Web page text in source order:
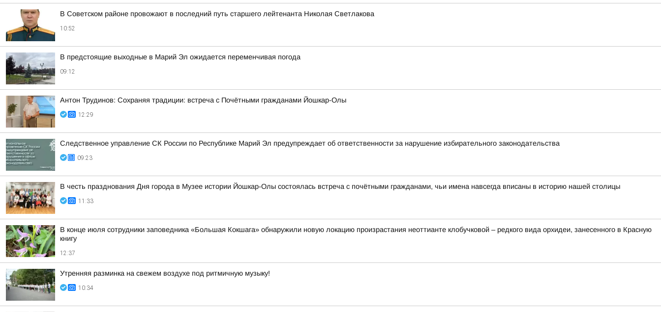
В Советском районе провожают в последний путь старшего лейтенанта Николая Светлакова
10:52
В предстоящие выходные в Марий Эл ожидается переменчивая погода
09:12
Антон Трудинов: Сохраняя традиции: встреча с Почётными гражданами Йошкар-Олы
12:29
Следственное управление СК России по Республике Марий Эл предупреждает об ответственности за нарушение избирательного законодательства
09:23
В честь празднования Дня города в Музее истории Йошкар-Олы состоялась встреча с почётными гражданами, чьи имена навсегда вписаны в историю нашей столицы
11:33
В конце июля сотрудники заповедника «Большая Кокшага» обнаружили новую локацию произрастания неоттианте клобучковой – редкого вида орхидеи, занесенного в Красную
книгу
12:37
Утренняя разминка на свежем воздухе под ритмичную музыку!
10:34